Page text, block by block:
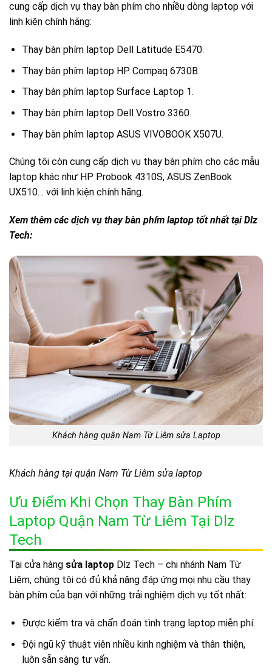
cung cấp dịch vụ thay bàn phím cho nhiều dòng laptop với
linh kiện chính hãng:
Thay bàn phím laptop Dell Latitude E5470.
Thay bàn phím laptop HP Compaq 6730B.
Thay bàn phím laptop Surface Laptop 1.
Thay bàn phím laptop Dell Vostro 3360.
Thay bàn phím laptop ASUS VIVOBOOK X507U.
Chúng tôi còn cung cấp dịch vụ thay bàn phím cho các mẫu
laptop khác như HP Probook 4310S, ASUS ZenBook
UX510… với linh kiện chính hãng.
Xem thêm các dịch vụ thay bàn phím laptop tốt nhất tại Dlz
Tech:
Khách hàng quận Nam Từ Liêm sửa Laptop
Khách hàng tại quận Nam Từ Liêm sửa laptop
Ưu Điểm Khi Chọn Thay Bàn Phím
Laptop Quận Nam Từ Liêm Tại Dlz
Tech
Tại cửa hàng sửa laptop Dlz Tech – chi nhánh Nam Từ
Liêm, chúng tôi có đủ khả năng đáp ứng mọi nhu cầu thay
bàn phím của bạn với những trải nghiệm dịch vụ tốt nhất:
Được kiểm tra và chẩn đoán tình trạng laptop miễn phí.
Đội ngũ kỹ thuật viên nhiều kinh nghiệm và thân thiện,
luôn sẵn sàng tư vấn.